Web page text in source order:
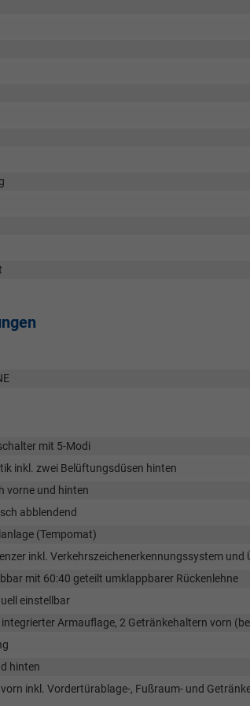
mit 5-Modi
inkl. zwei Belüftungsdüsen hinten
vorne und hinten
abblendend
(Tempomat)
inkl. Verkehrszeichenerkennungssystem und
mit 60:40 geteilt umklappbarer Rückenlehne
einstellbar
Armauflage, 2 Getränkehaltern vorn
hinten
inkl. Vordertürablage-, Fußraum- und